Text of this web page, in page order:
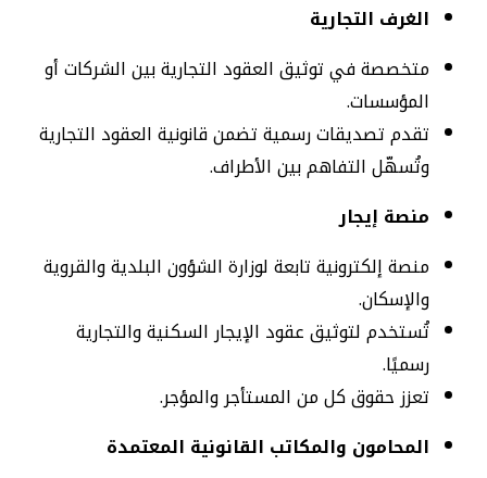
الغرف التجارية
متخصصة في توثيق العقود التجارية بين الشركات أو
المؤسسات.
تقدم تصديقات رسمية تضمن قانونية العقود التجارية
وتُسهّل التفاهم بين الأطراف.
منصة إيجار
منصة إلكترونية تابعة لوزارة الشؤون البلدية والقروية
والإسكان.
تُستخدم لتوثيق عقود الإيجار السكنية والتجارية
رسميًا.
تعزز حقوق كل من المستأجر والمؤجر.
المحامون والمكاتب القانونية المعتمدة